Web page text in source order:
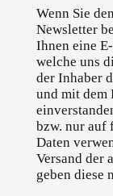
Wenn Sie
Newsletter
Ihnen eine
welche uns
der Inhaber
und mit dem
bzw. nur auf
Daten
Versand der
geben diese